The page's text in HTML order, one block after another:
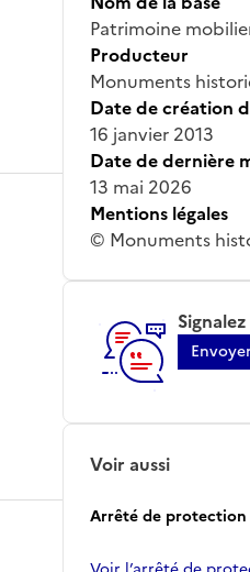
Patrimoine
Producteur
Monuments
Date de création
16 janvier 2013
Date de dernière
13 mai 2026
Mentions légales
© Monuments
Voir aussi
Arrêté de protection